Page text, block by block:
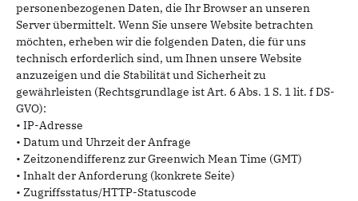
personenbezogenen Daten, die Ihr Browser an unseren
Server übermittelt. Wenn Sie unsere Website betrachten
möchten, erheben wir die folgenden Daten, die für uns
technisch erforderlich sind, um Ihnen unsere Website
anzuzeigen und die Stabilität und Sicherheit zu
gewährleisten (Rechtsgrundlage ist Art. 6 Abs. 1 S. 1 lit. f DS-
GVO):
• IP-Adresse
• Datum und Uhrzeit der Anfrage
• Zeitzonendifferenz zur Greenwich Mean Time (GMT)
• Inhalt der Anforderung (konkrete Seite)
• Zugriffsstatus/HTTP-Statuscode